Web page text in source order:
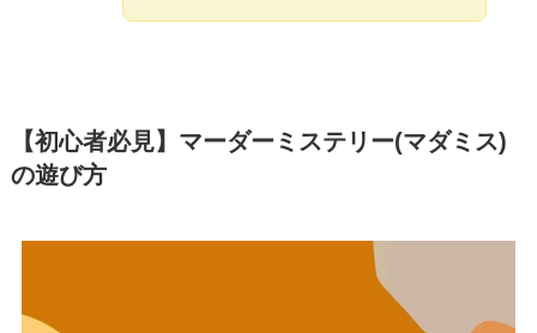
【初心者必見】マーダーミステリー(マダミス)
の遊び方